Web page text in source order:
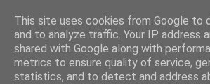
This site uses cookies from Google to
and to analyze traffic. Your IP address
shared with Google along with
metrics to ensure quality of service,
statistics, and to detect and address